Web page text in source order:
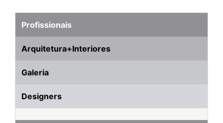
Profissionais
Arquitetura+Interiores
Galeria
Designers